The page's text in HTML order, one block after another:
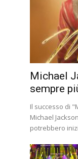
Michael
sempre
Il successo di
Michael
potrebbero